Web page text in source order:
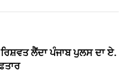
ਰਿਸ਼ਵਤ ਲੈਂਦਾ ਪੰਜਾਬ ਪੁਲਸ ਦਾ ਏ.